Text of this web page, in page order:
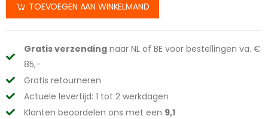
TOEVOEGEN AAN WINKELMAND
Gratis verzending naar NL of BE voor bestellingen va. €
85,-
Gratis retourneren
Actuele levertijd: 1 tot 2 werkdagen
Klanten beoordelen ons met een 9,1